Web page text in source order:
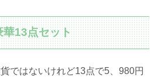
13点セット
ではないけれど13点で5、980円